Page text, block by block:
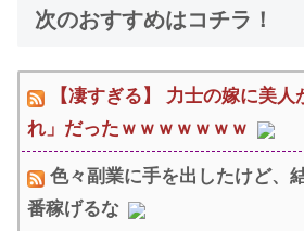
次のおすすめはコチラ！
【凄すぎる】 力士の嫁に美
れ」だったｗｗｗｗｗｗｗ
色々副業に手を出したけど、
番稼げるな